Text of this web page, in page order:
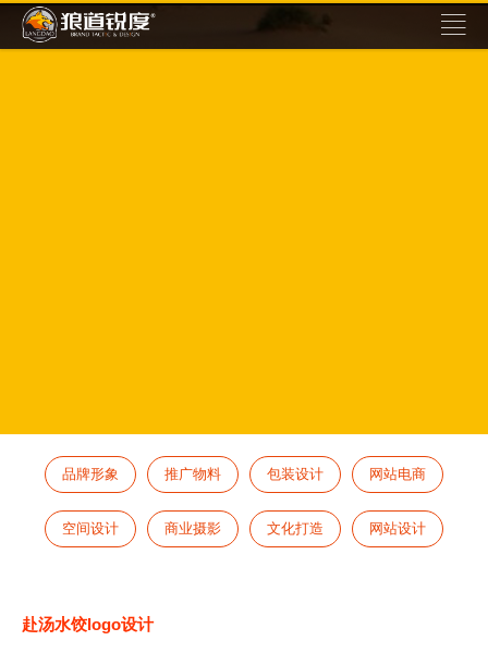
品牌形象 推广物料 包装设计 网站电商
空间设计 商业摄影 文化打造 网站设计
赴汤水饺logo设计